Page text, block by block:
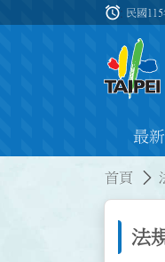
:::
alarm 民國
最
首頁
法